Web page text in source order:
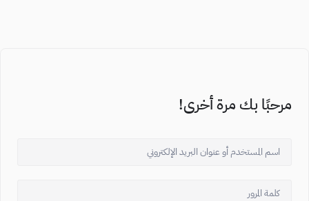
مرحبًا بك مرة أخرى!